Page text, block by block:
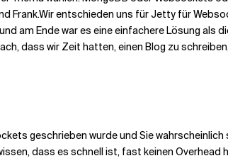
Frank.Wir entschieden uns für Jetty für
am Ende war es eine einfachere Lösung als
dass wir Zeit hatten, einen Blog zu
geschrieben wurde und Sie
dass es schnell ist, fast keinen